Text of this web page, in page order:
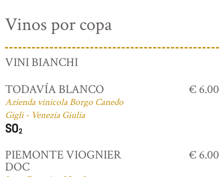
Vinos por copa
VINI BIANCHI
TODAVÍA BLANCO
Azienda vinicola Borgo Canedo
Gigli - Venezia Giulia
€ 6.00
PIEMONTE VIOGNIER
DOC
€ 6.00